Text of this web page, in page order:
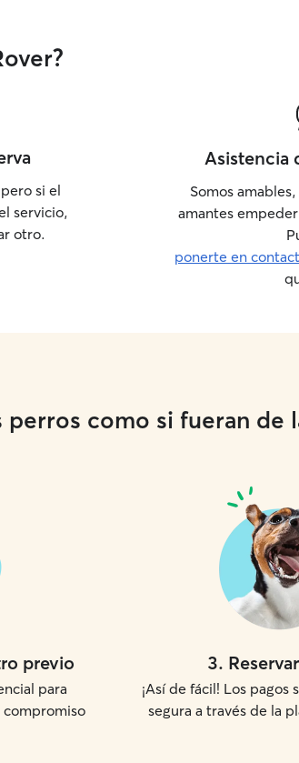
si el
servicio,
otro.
Asistencia
Somos
amantes
ponerte en
como si fueran de
previo
para
compromiso
3.
¡Así de fácil! Los
segura a través de la